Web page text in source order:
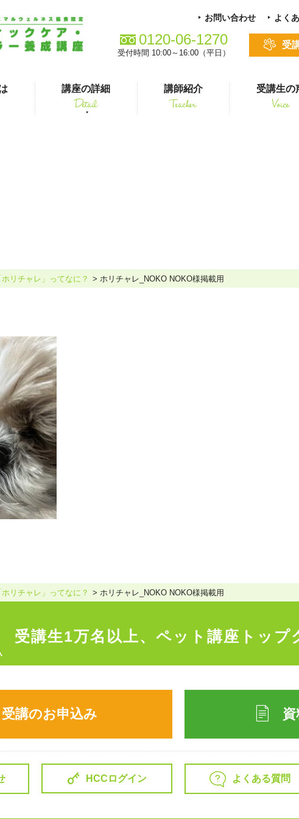
講座の詳細
Detail
カウンセラー養成講座
ホリスティックケア･カウンセラー受講生向
講師紹介
Teacher
受講生の
Voice
受
お問い合わせ よく
0120-06-1270
受付時間 10:00～16:00（平日）
リチャレ」ってなに？ ホリチャレ_NOKO NOKO様掲載用
リチャレ」ってなに？ ホリチャレ_NOKO NOKO様掲載用
受講生1万名以上、 ペット講座トップ
受講のお申込み 資
HCCログイン よくある質問